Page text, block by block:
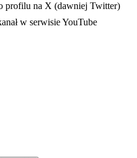
profilu na X (dawniej Twitter)
karcie
w serwisie YouTube